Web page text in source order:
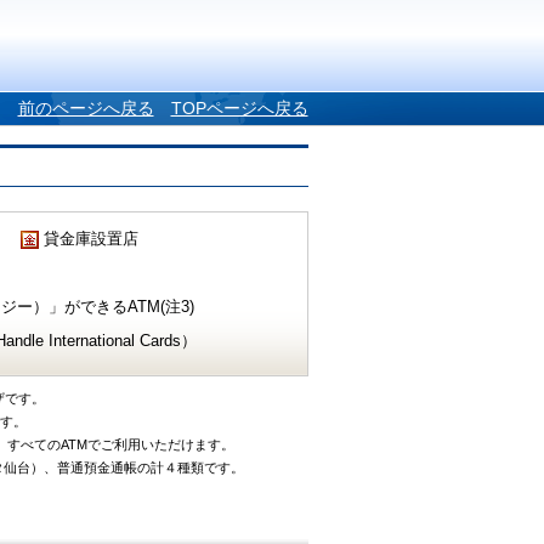
前のページへ戻る TOPページへ戻る
貸金庫設置店
ー）」ができるATM(注3)
International Cards）
す。
。
べてのATMでご利用いただけます。
台）、普通預金通帳の計４種類です。